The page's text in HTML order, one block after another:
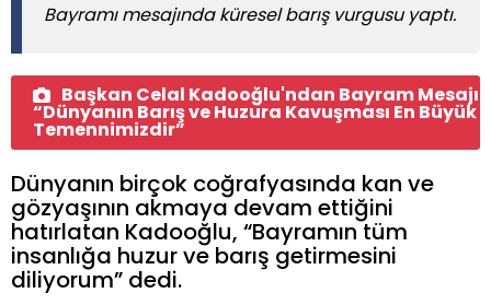
Bayramı mesajında küresel barış vurgusu yaptı.
Başkan Celal Kadooğlu'ndan Bayram Mesajı
“Dünyanın Barış ve Huzura Kavuşması En Büyük
Temennimizdir”
Dünyanın birçok coğrafyasında kan ve
gözyaşının akmaya devam ettiğini
hatırlatan Kadooğlu, “Bayramın tüm
insanlığa huzur ve barış getirmesini
diliyorum” dedi.